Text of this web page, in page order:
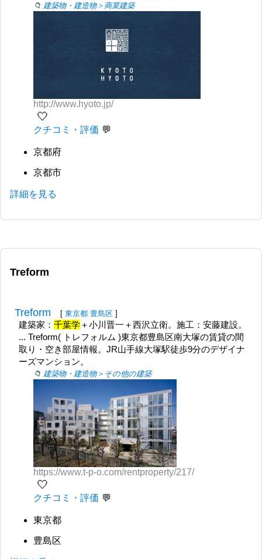
建築物・建造物＞商業建築
http://www.hyoto.jp/
🤍
クチコミ・評価
京都府
京都市
詳細を見る
Treform
Treform [ 東京都 豊島区 ]
建築家：千葉学＋小川晋一＋西沢立衛。施工：安藤建設。
... Treform( トレフォルム )東京都豊島区南大塚の賃貸の間
取り・空き部屋情報。JR山手線大塚駅徒歩9分のデザイナ
ーズマンション。
建築物・建造物＞その他の建築
https://www.t-p-o.com/rentproperty/217/
🤍
クチコミ・評価
東京都
豊島区